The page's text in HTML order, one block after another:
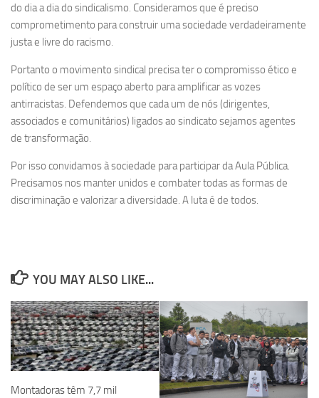
do dia a dia do sindicalismo. Consideramos que é preciso
comprometimento para construir uma sociedade verdadeiramente
justa e livre do racismo.
Portanto o movimento sindical precisa ter o compromisso ético e
político de ser um espaço aberto para amplificar as vozes
antirracistas. Defendemos que cada um de nós (dirigentes,
associados e comunitários) ligados ao sindicato sejamos agentes
de transformação.
Por isso convidamos à sociedade para participar da Aula Pública.
Precisamos nos manter unidos e combater todas as formas de
discriminação e valorizar a diversidade. A luta é de todos.
YOU MAY ALSO LIKE...
Montadoras têm 7,7 mil